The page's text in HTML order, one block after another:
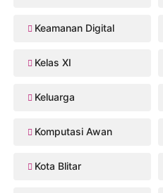
Keamanan Digital
Kelas XI
Keluarga
Komputasi Awan
Kota Blitar